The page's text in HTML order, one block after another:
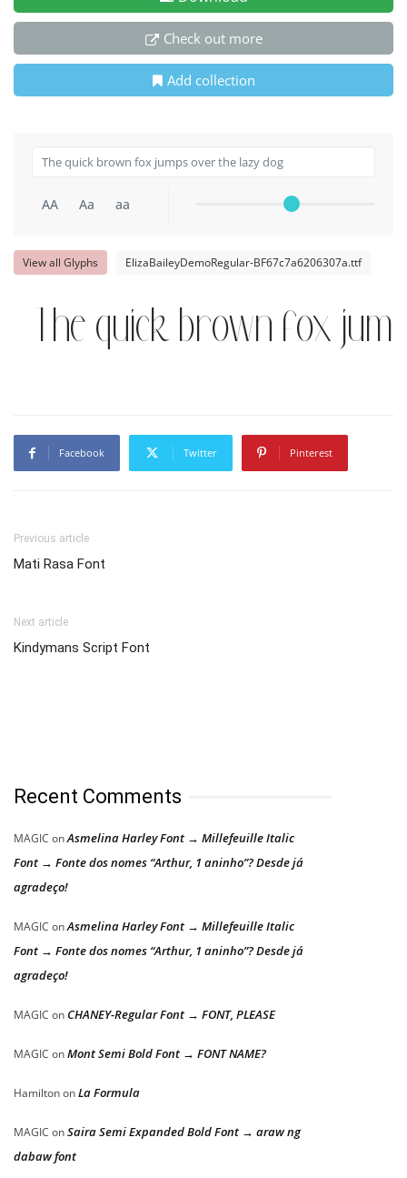
Check out more
Add collection
AA Aa aa
View all Glyphs ElizaBaileyDemoRegular-BF67c7a6206307a.ttf
The quick brown fox
Facebook Twitter Pinterest
Previous article
Mati Rasa Font
Next article
Kindymans Script Font
Recent Comments
MAGIC onAsmelina Harley Font → Millefeuille Italic
Font → Fonte dos nomes “Arthur, 1 aninho”? Desde já
agradeço!
MAGIC onAsmelina Harley Font → Millefeuille Italic
Font → Fonte dos nomes “Arthur, 1 aninho”? Desde já
agradeço!
MAGIC on CHANEY-Regular Font → FONT, PLEASE
MAGIC onMont Semi Bold Font → FONT NAME?
HamiltononLa Formula
MAGIC onSaira Semi Expanded Bold Font → araw ng
dabaw font